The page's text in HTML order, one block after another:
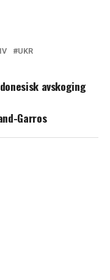
UKR
avskoging
Garros